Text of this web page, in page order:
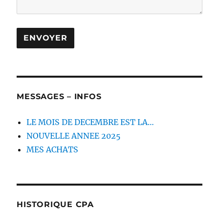
MESSAGES – INFOS
LE MOIS DE DECEMBRE EST LA…
NOUVELLE ANNEE 2025
MES ACHATS
HISTORIQUE CPA